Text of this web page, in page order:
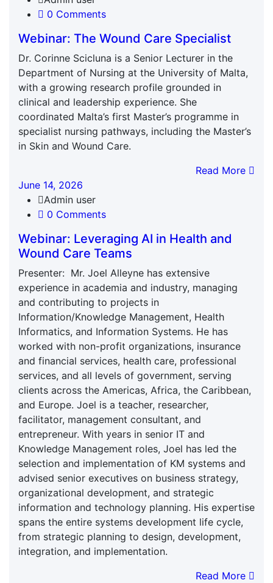
0 Comments
Webinar: The Wound Care Specialist
Dr. Corinne Scicluna is a Senior Lecturer in the
Department of Nursing at the University of Malta,
with a growing research profile grounded in
clinical and leadership experience. She
coordinated Malta’s first Master’s programme in
specialist nursing pathways, including the Master’s
in Skin and Wound Care.
Read More
June 14, 2026
Admin user
0 Comments
Webinar: Leveraging AI in Health and
Wound Care Teams
Presenter: Mr. Joel Alleyne has extensive
experience in academia and industry, managing
and contributing to projects in
Information/Knowledge Management, Health
Informatics, and Information Systems. He has
worked with non-profit organizations, insurance
and financial services, health care, professional
services, and all levels of government, serving
clients across the Americas, Africa, the Caribbean,
and Europe. Joel is a teacher, researcher,
facilitator, management consultant, and
entrepreneur. With years in senior IT and
Knowledge Management roles, Joel has led the
selection and implementation of KM systems and
advised senior executives on business strategy,
organizational development, and strategic
information and technology planning. His expertise
spans the entire systems development life cycle,
from strategic planning to design, development,
integration, and implementation.
Read More